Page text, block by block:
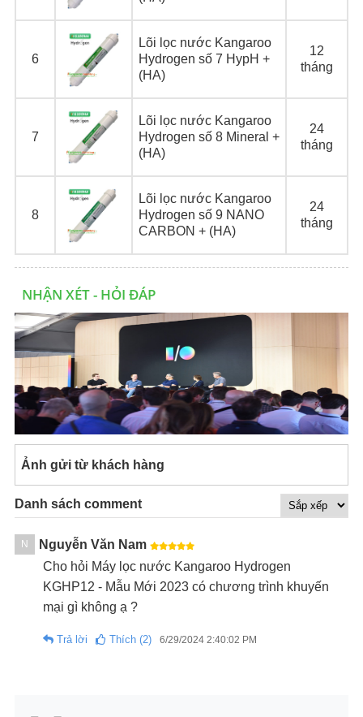
6
Lõi lọc nước Kangaroo
Hydrogen số 7 HypH +
(HA)
12
tháng
7
Lõi lọc nước Kangaroo
Hydrogen số 8 Mineral +
(HA)
24
tháng
8
Lõi lọc nước Kangaroo
Hydrogen số 9 NANO
CARBON + (HA)
24
tháng
NHẬN XÉT - HỎI ĐÁP
Ảnh gửi từ khách hàng
Danh sách comment
N
Nguyễn Văn Nam
Cho hỏi Máy lọc nước Kangaroo Hydrogen
KGHP12 - Mẫu Mới 2023 có chương trình khuyến
mại gì không ạ ?
Trả lời Thích (2) 6/29/2024 2:40:02 PM